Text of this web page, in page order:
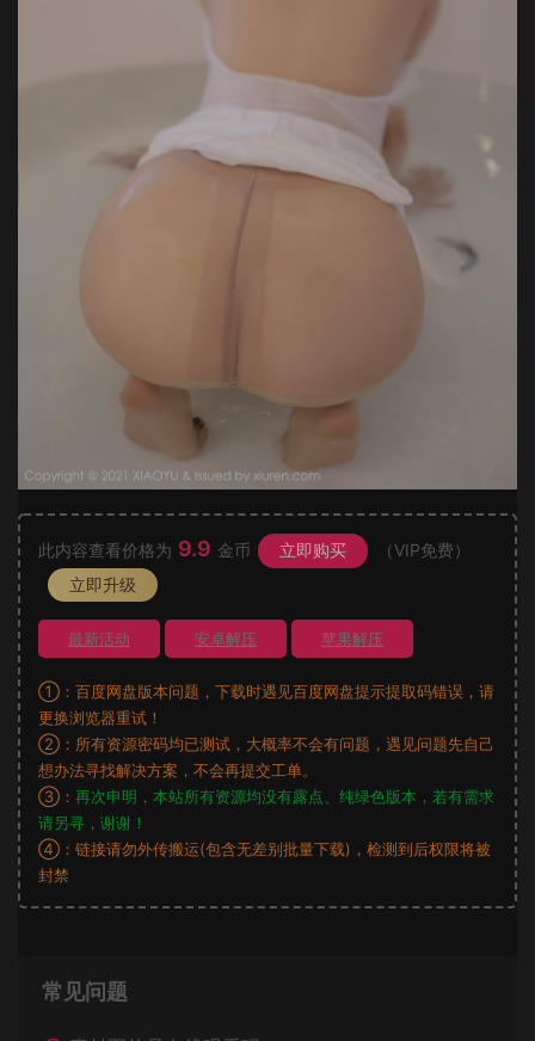
此内容查看价格为 9.9 金币 立即购买
（VIP免费）
立即升级
最新活动 安卓解压 苹果解压
①：百度网盘版本问题，下载时遇见百度网盘提示提取码错误，请
更换浏览器重试！
②：所有资源密码均已测试，大概率不会有问题，遇见问题先自己
想办法寻找解决方案，不会再提交工单。
③： 再次申明，本站所有资源均没有露点、纯绿色版本，若有需求
请另寻，谢谢！
④：链接请勿外传搬运(包含无差别批量下载)，检测到后权限将被
封禁
常见问题